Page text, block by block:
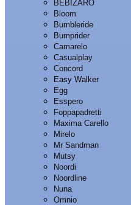
BEBIZARO
Bloom
Bumbleride
Bumprider
Camarelo
Casualplay
Concord
Easy Walker
Egg
Esspero
Foppapadretti
Maxima Carello
Mirelo
Mr Sandman
Mutsy
Noordi
Noordline
Nuna
Omnio